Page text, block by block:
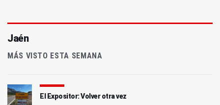
Jaén
MÁS VISTO ESTA SEMANA
El Expositor: Volver otra vez